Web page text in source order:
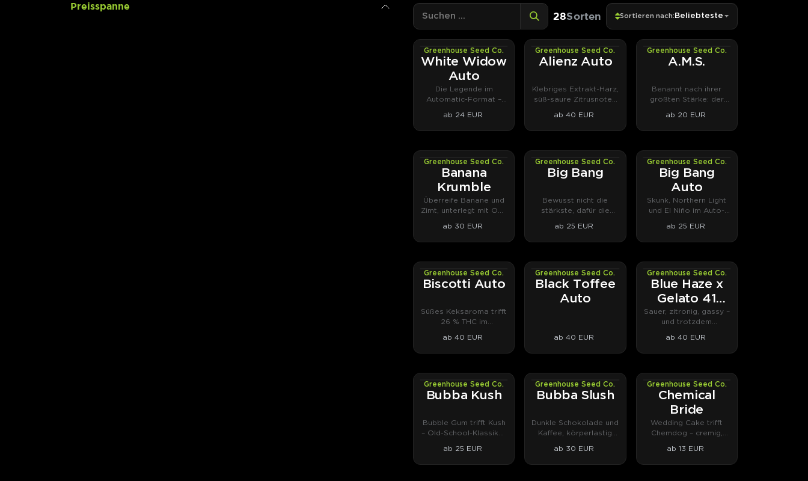
Preisspanne
28Sorten Sortieren nach: Beliebteste
AUTOFEM
Greenhouse Seed Co.
White Widow
Auto
Die Legende im
Automatic-Format –
ab 24 EUR
AUTOFEM
Greenhouse Seed Co.
Alienz Auto
Klebriges Extrakt-Harz,
süß-saure Zitrusnoten
ab 40 EUR
PHOTOFEM
Greenhouse Seed Co.
A.M.S.
Benannt nach ihrer
größten Stärke: der
ab 20 EUR
PHOTOFEM
Greenhouse Seed Co.
Banana
Krumble
Überreife Banane und
Zimt, unterlegt mit OG-
ab 30 EUR
PHOTOFEM
Greenhouse Seed Co.
Big Bang
Bewusst nicht die
stärkste, dafür die
ab 25 EUR
AUTOFEM
Greenhouse Seed Co.
Big Bang
Auto
Skunk, Northern Light
und El Niño im Auto-
ab 25 EUR
AUTOFEM
Greenhouse Seed Co.
Biscotti Auto
Süßes Keksaroma trifft
26 % THC im
ab 40 EUR
AUTOFEM
Greenhouse Seed Co.
Black Toffee
Auto
ab 40 EUR
AUTOFEM
Greenhouse Seed Co.
Blue Haze x
Gelato 41
Auto
Sauer, zitronig, gassy –
und trotzdem
ab 40 EUR
PHOTOFEM
Greenhouse Seed Co.
Bubba Kush
Bubble Gum trifft Kush
– Old-School-Klassiker
ab 25 EUR
PHOTOFEM
Greenhouse Seed Co.
Bubba Slush
Dunkle Schokolade und
Kaffee, körperlastig
ab 30 EUR
PHOTOFEM
Greenhouse Seed Co.
Chemical
Bride
Wedding Cake trifft
Chemdog – cremig,
Couchlock.
ab 13 EUR